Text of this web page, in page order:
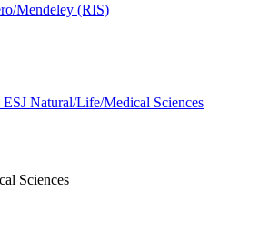
Mendeley (RIS)
Natural/Life/Medical Sciences
Sciences